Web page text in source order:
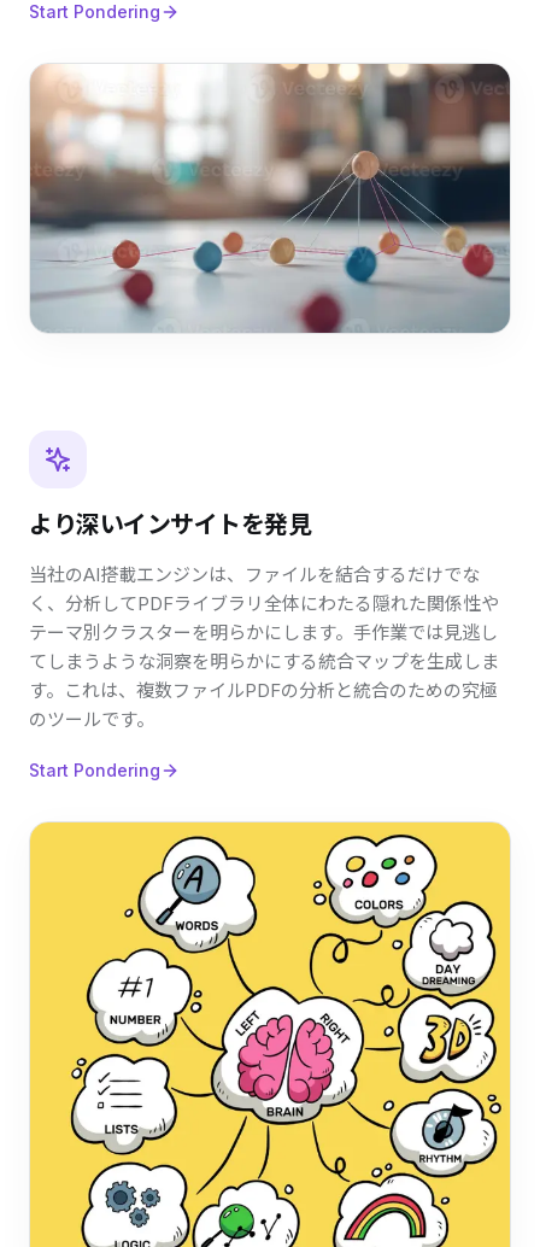
Start Pondering
より深いインサイトを発見
当社のAI搭載エンジンは、ファイルを結合するだけでな
く、分析してPDFライブラリ全体にわたる隠れた関係性や
テーマ別クラスターを明らかにします。手作業では見逃し
てしまうような洞察を明らかにする統合マップを生成しま
す。これは、複数ファイルPDFの分析と統合のための究極
のツールです。
Start Pondering